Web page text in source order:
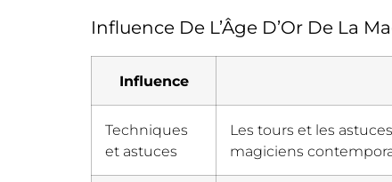
Influence De L’Âge D’Or De La
Influence
Techniques
et astuces
Les tours et les
magiciens